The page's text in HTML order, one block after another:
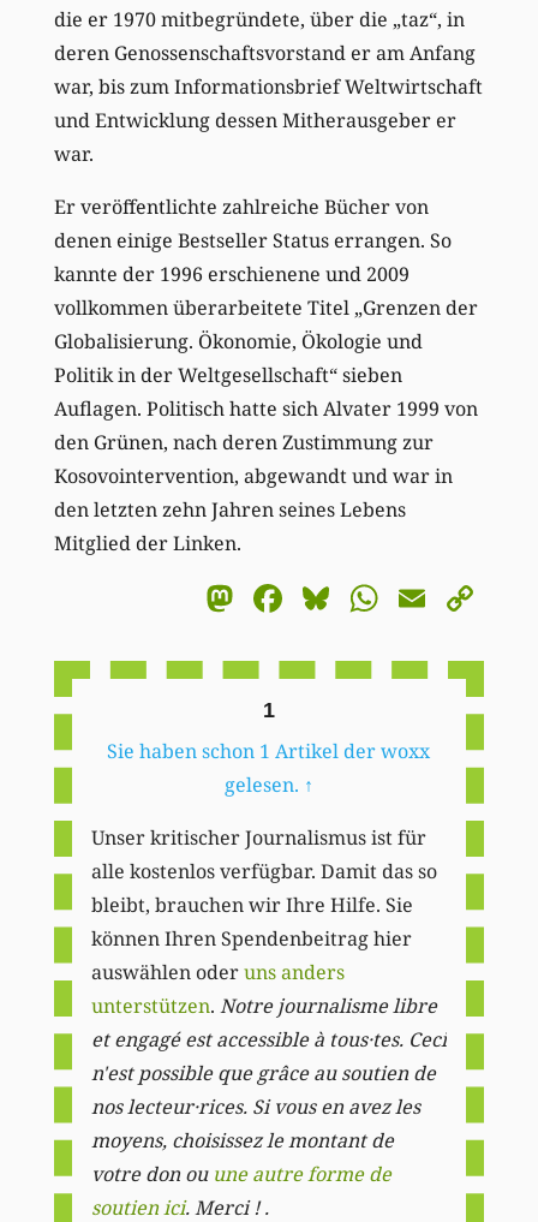
die er 1970 mitbegründete, über die „taz“, in
deren Genossenschaftsvorstand er am Anfang
war, bis zum Informationsbrief Weltwirtschaft
und Entwicklung dessen Mitherausgeber er
war.
Er veröffentlichte zahlreiche Bücher von
denen einige Bestseller Status errangen. So
kannte der 1996 erschienene und 2009
vollkommen überarbeitete Titel „Grenzen der
Globalisierung. Ökonomie, Ökologie und
Politik in der Weltgesellschaft“ sieben
Auflagen. Politisch hatte sich Alvater 1999 von
den Grünen, nach deren Zustimmung zur
Kosovointervention, abgewandt und war in
den letzten zehn Jahren seines Lebens
Mitglied der Linken.
Mastodon
Facebook
BlueskyEmail
1
Sie haben schon 1 Artikel der woxx
gelesen. ↑
Unser kritischer Journalismus ist für
alle kostenlos verfügbar. Damit das so
bleibt, brauchen wir Ihre Hilfe. Sie
können Ihren Spendenbeitrag hier
auswählen oderuns anders
unterstützen. Notre journalisme libre
et engagé est accessible à tous·tes. Ceci
n'est possible que grâce au soutien de
nos lecteur·rices. Si vous en avez les
moyens, choisissez le montant de
votre don ou une autre forme de
soutien ici. Merci ! .